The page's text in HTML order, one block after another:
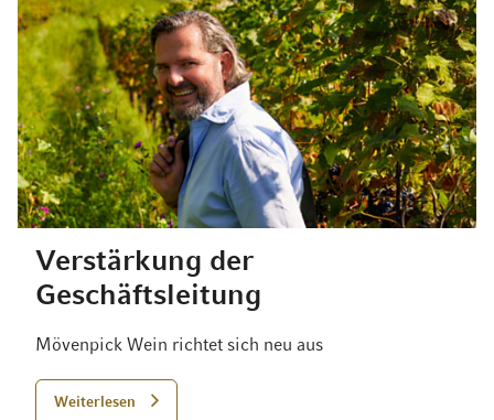
Verstärkung der
Geschäftsleitung
Mövenpick Wein richtet sich neu aus
Weiterlesen